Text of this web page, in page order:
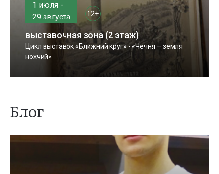
1 июля -
29 августа
12+
выставочная зона (2 этаж)
Цикл выставок «Ближний круг» - «Чечня – земля
нохчий»
Блог